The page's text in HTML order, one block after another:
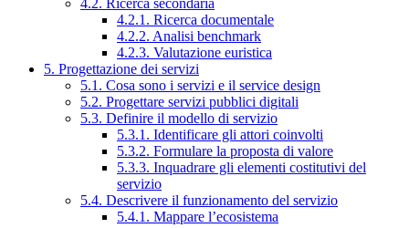
4.2.1. Ricerca documentale
4.2.2. Analisi benchmark
4.2.3. Valutazione euristica
5. Progettazione dei servizi
5.1. Cosa sono i servizi e il service design
5.2. Progettare servizi pubblici digitali
5.3. Definire il modello di servizio
5.3.1. Identificare gli attori coinvolti
5.3.2. Formulare la proposta di valore
5.3.3. Inquadrare gli elementi costitutivi del
servizio
5.4. Descrivere il funzionamento del servizio
5.4.1. Mappare l’ecosistema